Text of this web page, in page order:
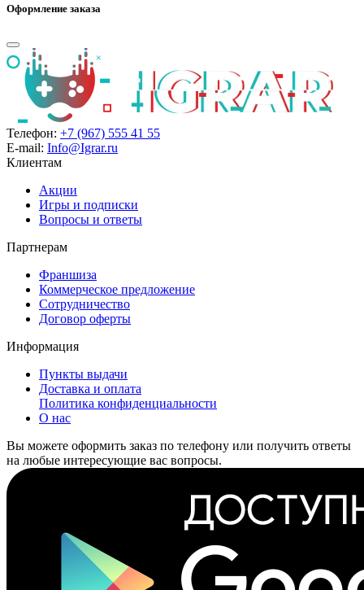
Оформление заказа
Телефон: +7 (967) 555 41 55
E-mail: Info@Igrar.ru
Клиентам
Акции
Игры и подписки
Вопросы и ответы
Партнерам
Франшиза
Коммерческое предложение
Сотрудничество
Договор оферты
Информация
Пункты выдачи
Доставка и оплата
Политика конфиденциальности
О нас
Вы можете оформить заказ по телефону или получить ответы
на любые интересующие вас вопросы.